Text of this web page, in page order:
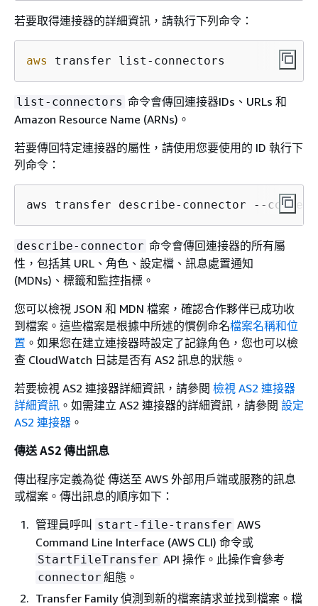
若要取得連接器的詳細資訊，請執行下列命令：
aws transfer list-connectors
list-connectors 命令會傳回連接器IDs、URLs 和
Amazon Resource Name (ARNs)。
若要傳回特定連接器的屬性，請使用您要使用的 ID 執行下
列命令：
aws transfer describe-connector --
describe-connector 命令會傳回連接器的所有屬
性，包括其 URL、角色、設定檔、訊息處置通知
(MDNs)、標籤和監控指標。
您可以檢視 JSON 和 MDN 檔案，確認合作夥伴已成功收
到檔案。這些檔案是根據中所述的慣例命名檔案名稱和位
置 。如果您在建立連接器時設定了記錄角色，您也可以檢
查 CloudWatch 日誌是否有 AS2 訊息的狀態。
若要檢視 AS2 連接器詳細資訊，請參閱 檢視 AS2 連接器
詳細資訊 。如需建立 AS2 連接器的詳細資訊，請參閱 設定
AS2 連接器 。
傳送 AS2 傳出訊息
傳出程序定義為從 傳送至 AWS 外部用戶端或服務的訊息
或檔案。傳出訊息的順序如下：
管理員呼叫 start-file-transfer AWS
Command Line Interface (AWS CLI) 命令或
StartFileTransfer API 操作。此操作會參考
connector 組態。
Transfer Family 偵測到新的檔案請求並找到檔案。檔